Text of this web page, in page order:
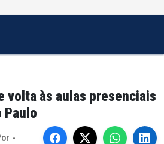
volta às aulas presenciais
Paulo
-